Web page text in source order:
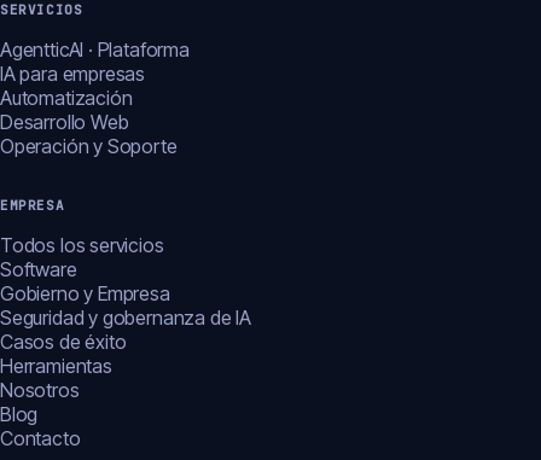
SERVICIOS
AgentticAI · Plataforma
IA para empresas
Automatización
Desarrollo Web
Operación y Soporte
EMPRESA
Todos los servicios
Software
Gobierno y Empresa
Seguridad y gobernanza de IA
Casos de éxito
Herramientas
Nosotros
Blog
Contacto